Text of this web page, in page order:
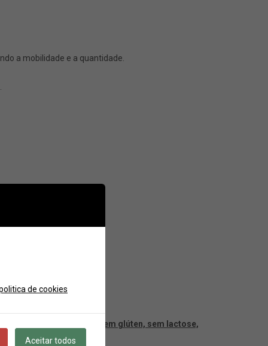
a mobilidade e a quantidade.
da mais alta qualidade,
sem glúten, sem lactose,
de cookies
Aceitar todos